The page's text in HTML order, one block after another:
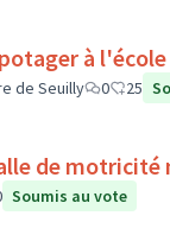
à l'école
de Seuilly 0 25
de motricité
Soumis au vote